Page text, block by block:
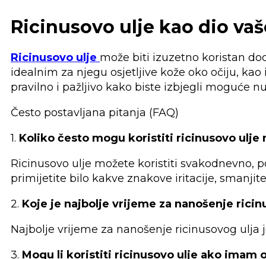
Ricinusovo ulje kao dio
Ricinusovo ulje može biti izuzetno koristan
idealnim za njegu osjetljive kože oko očiju,
pravilno i pažljivo kako biste izbjegli moguće
Često postavljana pitanja (FAQ)
1. Koliko često mogu koristiti ricinusovo ulje
Ricinusovo ulje možete koristiti svakodnevno,
primijetite bilo kakve znakove iritacije,
2. Koje je najbolje vrijeme za nanošenje
Najbolje vrijeme za nanošenje ricinusovog
3. Mogu li koristiti ricinusovo ulje ako imam